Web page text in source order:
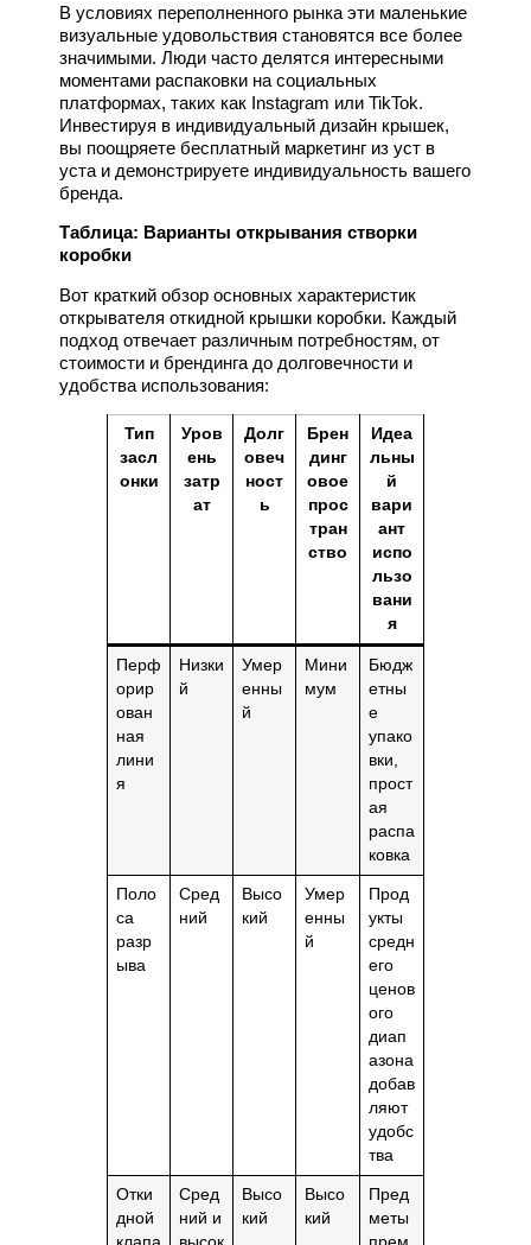
В условиях переполненного рынка эти маленькие
визуальные удовольствия становятся все более
значимыми. Люди часто делятся интересными
моментами распаковки на социальных
платформах, таких как Instagram или TikTok.
Инвестируя в индивидуальный дизайн крышек,
вы поощряете бесплатный маркетинг из уст в
уста и демонстрируете индивидуальность вашего
бренда.
Таблица: Варианты открывания створки
коробки
Вот краткий обзор основных характеристик
открывателя откидной крышки коробки. Каждый
подход отвечает различным потребностям, от
стоимости и брендинга до долговечности и
удобства использования:
Тип
засл
онки
Уров
ень
затр
ат
Долг
овеч
ност
ь
Брен
динг
овое
прос
тран
ство
Идеа
льны
й
вари
ант
испо
льзо
вани
я
Перф
орир
ован
ная
лини
я
Низки
й
Умер
енны
й
Мини
мум
Бюдж
етны
е
упако
вки,
прост
ая
распа
ковка
Поло
са
разр
ыва
Сред
ний
Высо
кий
Умер
енны
й
Прод
укты
средн
его
ценов
ого
диап
азона
добав
ляют
удобс
тва
Отки
дной
Сред
ний и
Высо
кий
Высо
кий
Пред
меты